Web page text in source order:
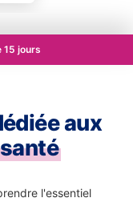
jours
aux
l'essentiel